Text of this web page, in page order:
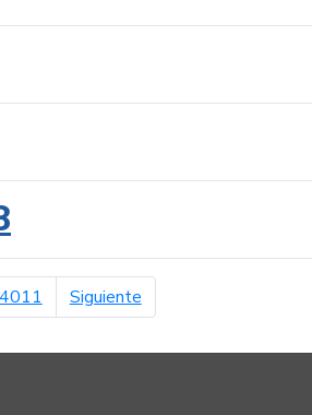
4011 Siguientepágina siguiente